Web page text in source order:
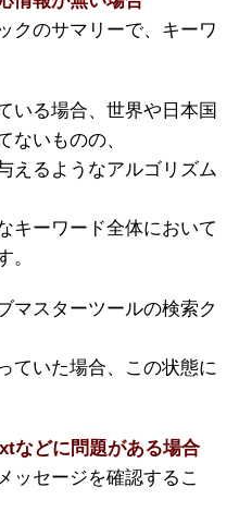
クのサマリーで、キーワ
いる場合、世界や日本国
ないものの、
えるようなアルゴリズム
キーワード全体において
。
マスターツールの検索ク
ていた場合、この状態に
などに問題がある場合
ッセージを確認するこ